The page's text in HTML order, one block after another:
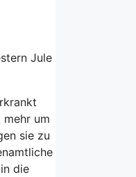
Jule
um
sie zu
die